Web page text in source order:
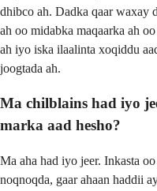
dhibco ah. Dadka qaar waxay
ah oo midabka maqaarka ah
ah iyo iska ilaalinta xoqiddu
joogtada ah.
Ma chilblains had iyo
marka aad hesho?
Ma aha had iyo jeer. Inkasta
noqnoqda, gaar ahaan haddii